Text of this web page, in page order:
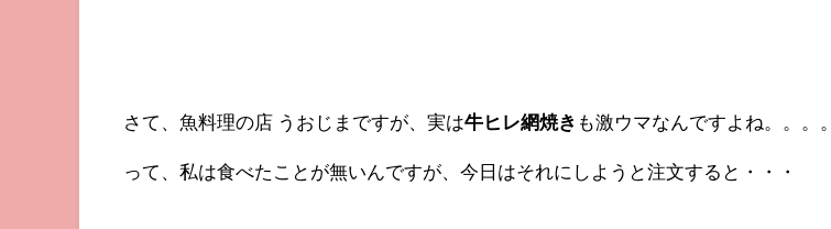
さて、魚料理の店 うおじまですが、実は牛ヒレ網焼き も激ウマなんですよね。。。。
って、私は食べたことが無いんですが、今日はそれにしようと注文すると・・・